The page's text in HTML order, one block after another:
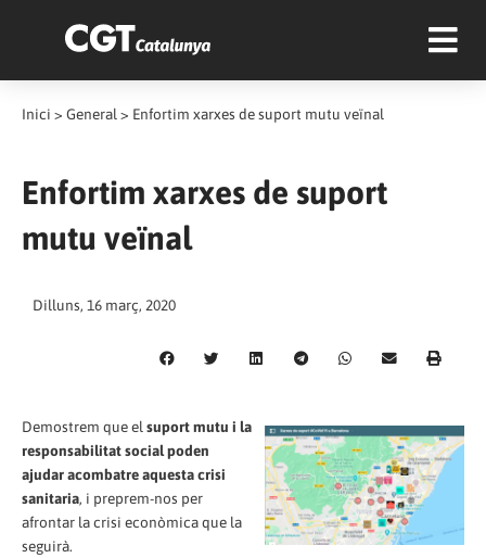
Inici > General > Enfortim xarxes de suport mutu veïnal
Enfortim xarxes de suport
mutu veïnal
Dilluns, 16 març, 2020
Demostrem que el suport mutu i la
responsabilitat social poden
ajudar acombatre aquesta crisi
sanitaria, i preprem-nos per
afrontar la crisi econòmica que la
seguirà.